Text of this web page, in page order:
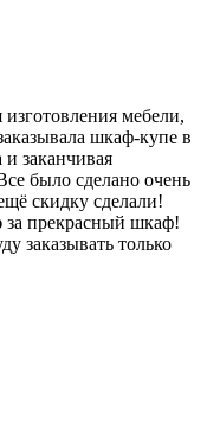
мебели,
шкаф-купе в
заканчивая
было сделано очень
скидку сделали!
за прекрасный шкаф!
заказывать только